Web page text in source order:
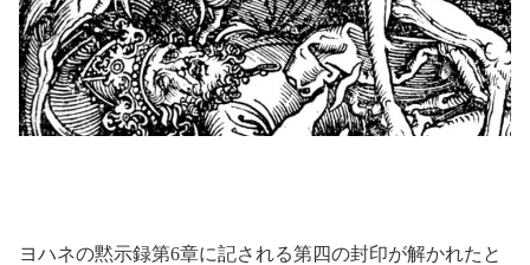
ヨハネの黙示録第6章に記される第四の封印が解かれたと